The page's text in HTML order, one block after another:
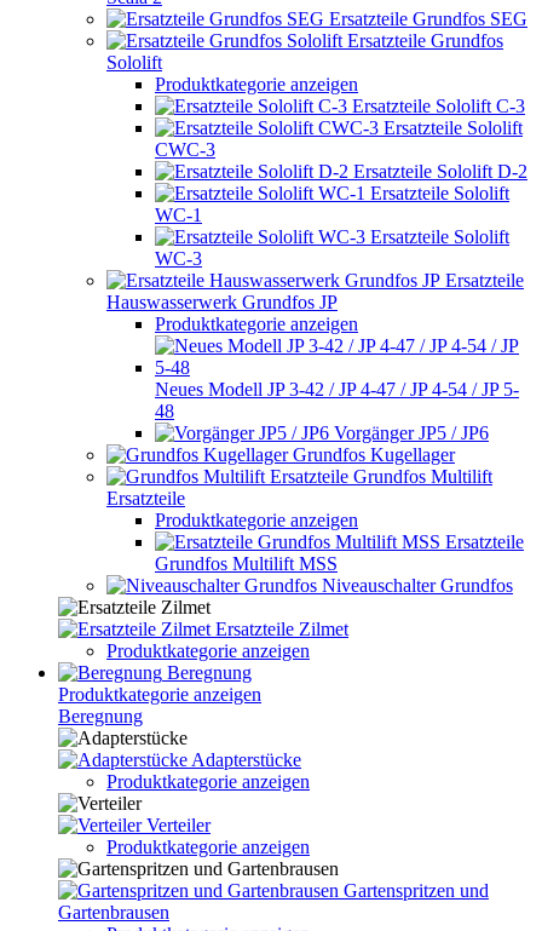
Ersatzteile Grundfos SEG
Ersatzteile Grundfos
Sololift
Produktkategorie anzeigen
Ersatzteile Sololift C-3
Ersatzteile Sololift
CWC-3
Ersatzteile Sololift D-2
Ersatzteile Sololift
WC-1
Ersatzteile Sololift
WC-3
Ersatzteile
Hauswasserwerk Grundfos JP
Produktkategorie anzeigen
Neues Modell JP 3-42 / JP 4-47 / JP 4-54 / JP 5-
48
Vorgänger JP5 / JP6
Grundfos Kugellager
Grundfos Multilift
Ersatzteile
Produktkategorie anzeigen
Ersatzteile
Grundfos Multilift MSS
Niveauschalter Grundfos
Ersatzteile Zilmet
Produktkategorie anzeigen
Beregnung
Produktkategorie anzeigen
Beregnung
Adapterstücke
Produktkategorie anzeigen
Verteiler
Produktkategorie anzeigen
Gartenspritzen und
Gartenbrausen